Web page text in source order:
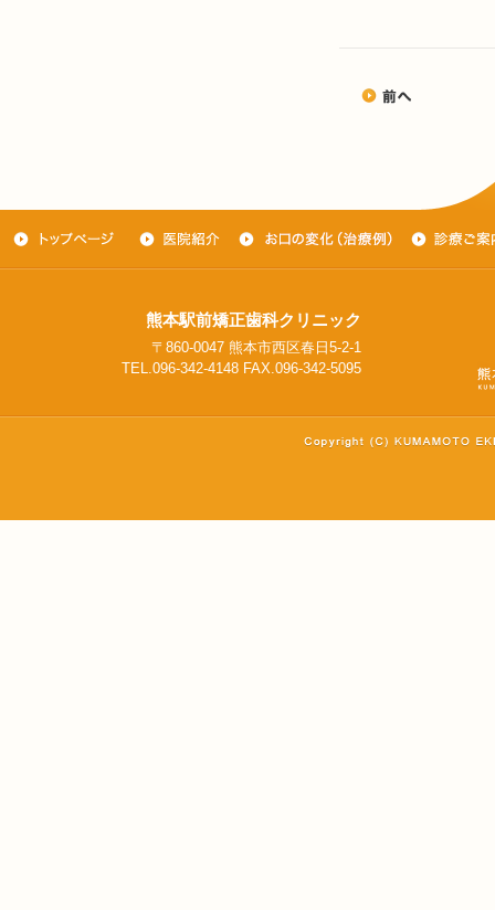
熊本駅前矯正歯科クリニック
〒860-0047 熊本市西区春日5-2-1
TEL.096-342-4148 FAX.096-342-5095